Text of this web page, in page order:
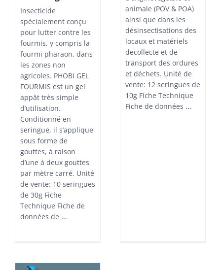
Insecticide
spécialement conçu
pour lutter contre les
fourmis, y compris la
fourmi pharaon, dans
les zones non
agricoles. PHOBI GEL
FOURMIS est un gel
appât très simple
d’utilisation.
Conditionné en
seringue, il s’applique
sous forme de
gouttes, à raison
d’une à deux gouttes
par mètre carré. Unité
de vente: 10 seringues
de 30g Fiche
Technique Fiche de
données de ...
animale (POV & POA)
ainsi que dans les
désinsectisations des
locaux et matériels
decollecte et de
transport des ordures
et déchets. Unité de
vente: 12 seringues de
10g Fiche Technique
Fiche de données ...